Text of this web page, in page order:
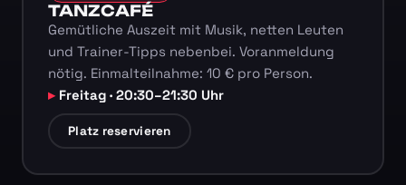
TANZCAFÉ
Gemütliche Auszeit mit Musik, netten Leuten
und Trainer-Tipps nebenbei. Voranmeldung
nötig. Einmalteilnahme: 10 € pro Person.
Freitag · 20:30–21:30 Uhr
Platz reservieren